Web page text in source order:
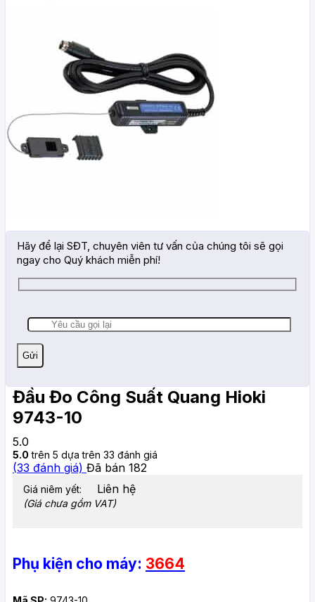
Hãy để lại SĐT, chuyên viên tư vấn của chúng tôi sẽ gọi
ngay cho Quý khách miễn phí!
Đầu Đo Công Suất Quang Hioki
9743-10
5.0
5.0 trên 5 dựa trên 33 đánh giá
(33 đánh giá) Đã bán 182
Giá niêm yết: Liên hệ
(Giá chưa gồm VAT)
Phụ kiện cho máy: 3664